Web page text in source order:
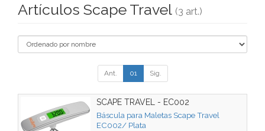
Artículos Scape Travel (3 art.)
Ant. 01 Sig.
SCAPE TRAVEL - EC002
Báscula para Maletas Scape Travel
EC002/ Plata